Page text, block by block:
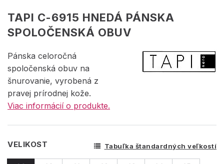
TAPI C-6915 HNEDÁ PÁNSKA
SPOLOČENSKÁ OBUV
Pánska celoročná
spoločenská obuv na
šnurovanie, vyrobená z
pravej prírodnej kože.
Viac informácií o produkte.
VELIKOST Tabuľka štandardných veľkostí